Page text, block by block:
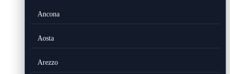
Ancona
Aosta
Arezzo